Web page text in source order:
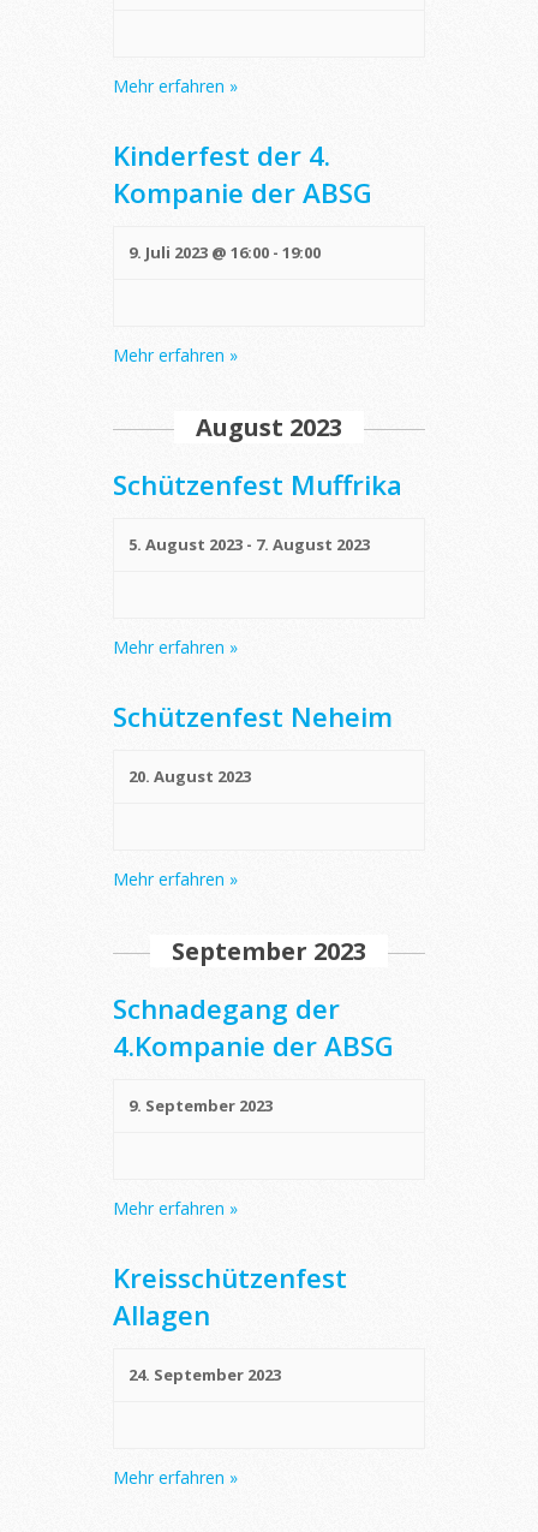
Mehr erfahren »
Kinderfest der 4.
Kompanie der ABSG
9. Juli 2023 @ 16:00 - 19:00
Mehr erfahren »
August 2023
Schützenfest Muffrika
5. August 2023 - 7. August 2023
Mehr erfahren »
Schützenfest Neheim
20. August 2023
Mehr erfahren »
September 2023
Schnadegang der
4.Kompanie der ABSG
9. September 2023
Mehr erfahren »
Kreisschützenfest
Allagen
24. September 2023
Mehr erfahren »